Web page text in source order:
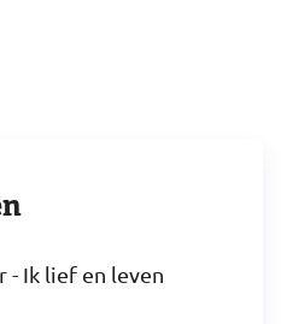
- Ik lief en leven